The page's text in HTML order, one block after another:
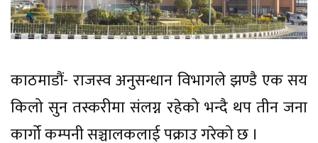
काठमाडौं- राजस्व अनुसन्धान विभागले झण्डै एक सय
किलो सुन तस्करीमा संलग्न रहेको भन्दै थप तीन जना
कार्गो कम्पनी सञ्चालकलाई पक्राउ गरेको छ ।